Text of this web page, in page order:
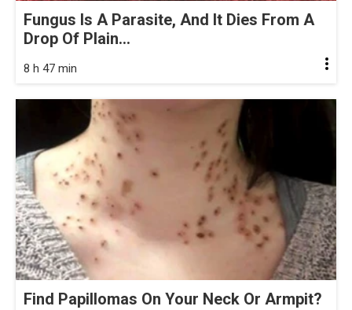
Fungus Is A Parasite, And It Dies From A
Drop Of Plain...
8 h 47 min
Find Papillomas On Your Neck Or Armpit?